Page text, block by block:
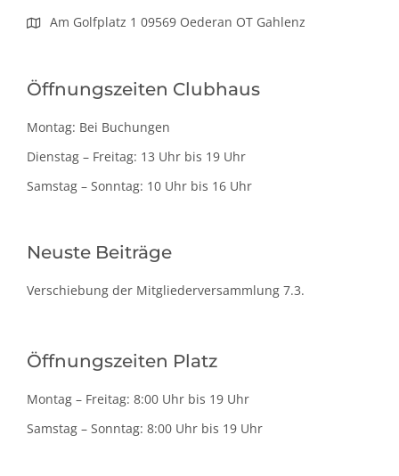
Am Golfplatz 1 09569 Oederan OT Gahlenz
Öffnungszeiten Clubhaus
Montag: Bei Buchungen
Dienstag – Freitag: 13 Uhr bis 19 Uhr
Samstag – Sonntag: 10 Uhr bis 16 Uhr
Neuste Beiträge
Verschiebung der Mitgliederversammlung 7.3.
Öffnungszeiten Platz
Montag – Freitag: 8:00 Uhr bis 19 Uhr
Samstag – Sonntag: 8:00 Uhr bis 19 Uhr